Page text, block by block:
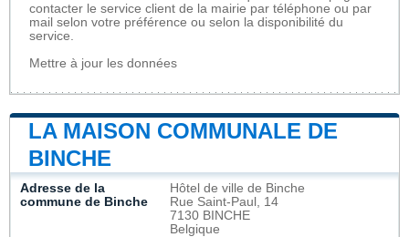
contacter le service client de la mairie par téléphone ou par
mail selon votre préférence ou selon la disponibilité du
service.
Mettre à jour les données
LA MAISON COMMUNALE DE
BINCHE
Adresse de la
commune de Binche
Hôtel de ville de Binche
Rue Saint-Paul, 14
7130 BINCHE
Belgique